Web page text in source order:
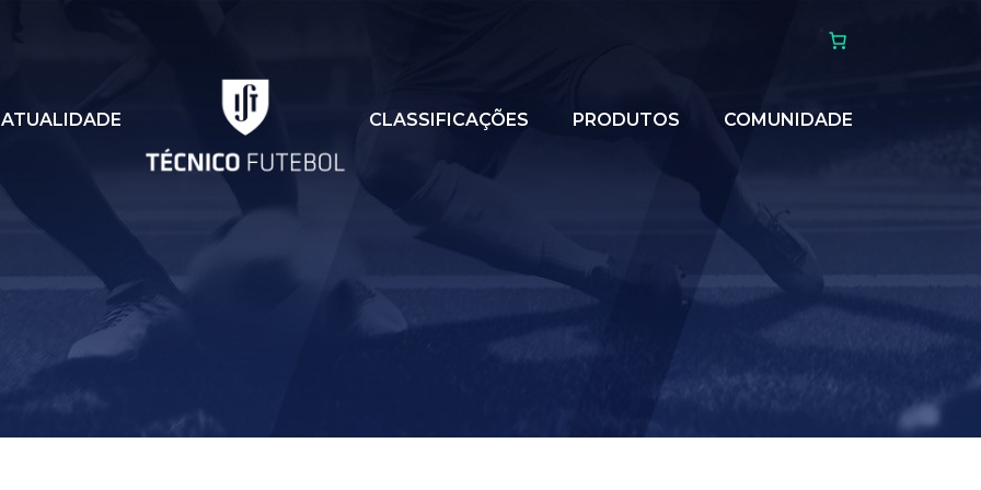
ATUALIDADE CLASSIFICAÇÕES PRODUTOS COMUNIDADE